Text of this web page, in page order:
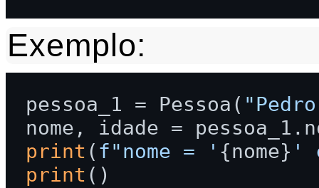
Exemplo:
pessoa_1 = Pessoa(
print ( f"nome = ' {nome} '
print ()